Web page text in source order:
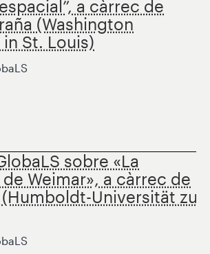
a càrrec de
(Washington
St. Louis)
sobre «La
Weimar», a càrrec de
(Humboldt-Universität zu